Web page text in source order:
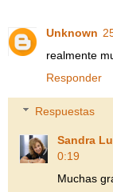
Unknown
realmente
Responder
Respuestas
Sandra
0:19
Muchas